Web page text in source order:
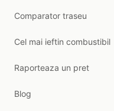
Comparator traseu
Cel mai ieftin combustibil
Raporteaza un pret
Blog